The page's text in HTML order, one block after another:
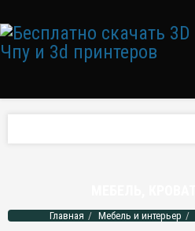
Главная Мебель и интерьер